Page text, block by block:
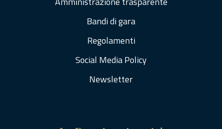
Bandi di gara
Regolamenti
Social Media Policy
Newsletter